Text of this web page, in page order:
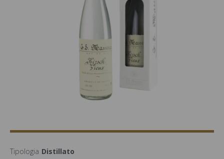
Tipologia Distillato